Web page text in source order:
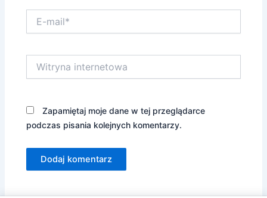
mail*
internetowa
Zapamiętaj moje dane w tej przeglądarce
podczas pisania kolejnych komentarzy.